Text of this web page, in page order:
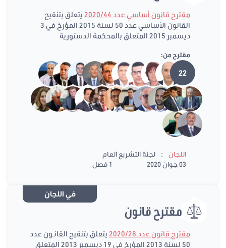
مقترح قانون أساسي عدد 2020/44
يتعلق بتنقيح
القانون الأساسي عدد 50 لسنة 2015 المؤرخ في 3
ديسمبر 2015 المتعلق بالمحكمة الدستورية
مقترح من:
22
اللجان :
لجنة التشريع العام
03 جوان 2020
1 فصل
في اللجان
مقترح قانون
مقترح قانون عدد 2020/28
يتعلق بتنقيح القانـون عدد
50 لسنة 2013 المؤرخ في 19 ديسمبر 2013 المتعلق